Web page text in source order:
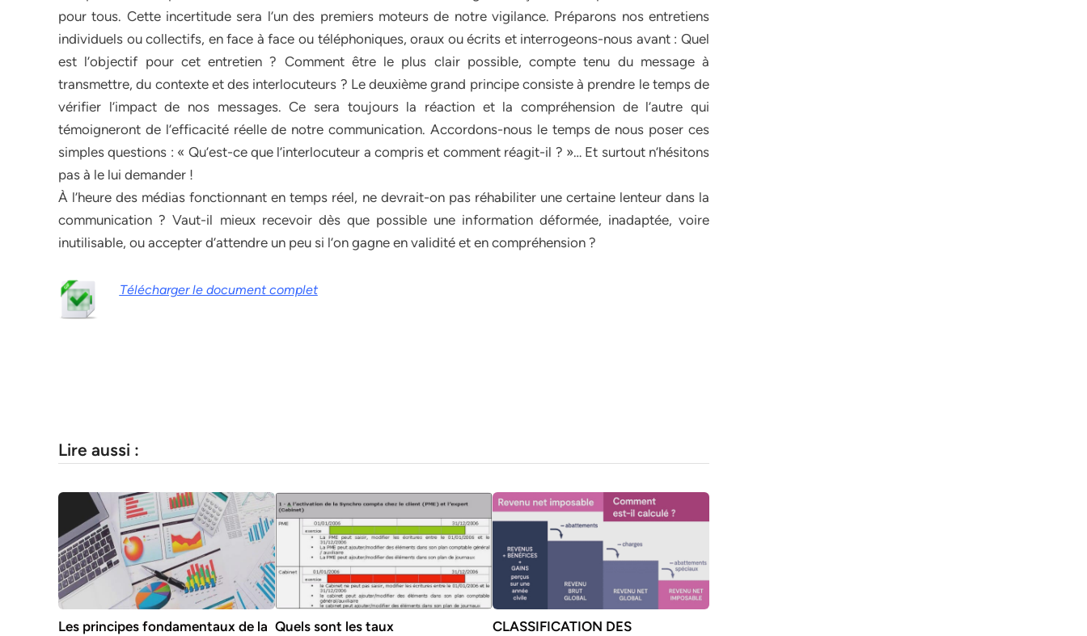
pour tous. Cette incertitude sera l’un des premiers moteurs de notre vigilance. Préparons nos entretiens
individuels ou collectifs, en face à face ou téléphoniques, oraux ou écrits et interrogeons-nous avant : Quel
est l’objectif pour cet entretien ? Comment être le plus clair possible, compte tenu du message à
transmettre, du contexte et des interlocuteurs ? Le deuxième grand principe consiste à prendre le temps de
vérifier l’impact de nos messages. Ce sera toujours la réaction et la compréhension de l’autre qui
témoigneront de l’efficacité réelle de notre communication. Accordons-nous le temps de nous poser ces
simples questions : « Qu’est-ce que l’interlocuteur a compris et comment réagit-il ? »… Et surtout n’hésitons
pas à le lui demander !
À l’heure des médias fonctionnant en temps réel, ne devrait-on pas réhabiliter une certaine lenteur dans la
communication ? Vaut-il mieux recevoir dès que possible une information déformée, inadaptée, voire
inutilisable, ou accepter d’attendre un peu si l’on gagne en validité et en compréhension ?
Télécharger le document complet
Lire aussi :
Les principes fondamentaux de la Quels sont les taux CLASSIFICATION DES